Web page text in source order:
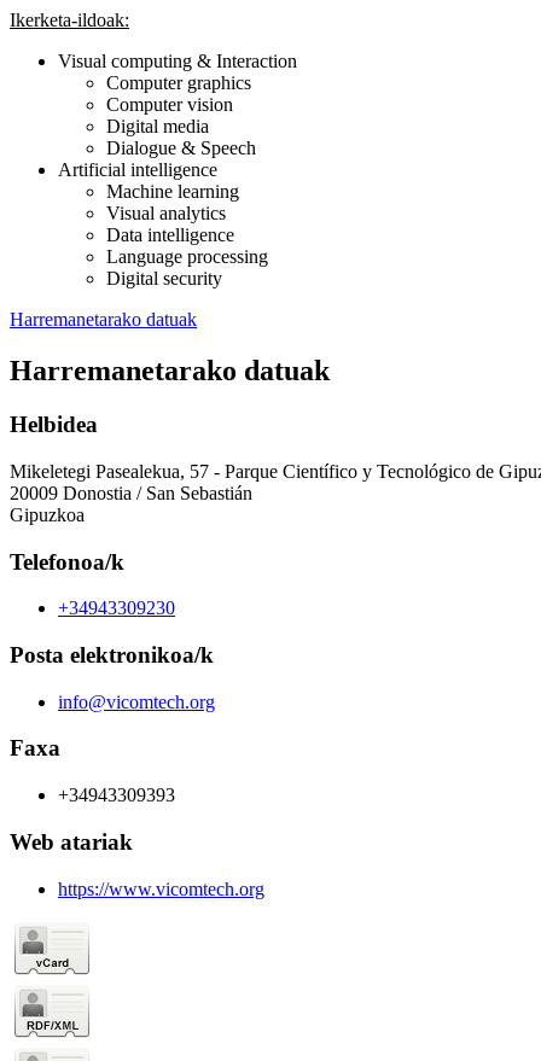
Ikerketa-ildoak:
Visual computing & Interaction
Computer graphics
Computer vision
Digital media
Dialogue & Speech
Artificial intelligence
Machine learning
Visual analytics
Data intelligence
Language processing
Digital security
Harremanetarako datuak
Harremanetarako datuak
Helbidea
Mikeletegi Pasealekua, 57 - Parque Científico y Tecnológico de
20009 Donostia / San Sebastián
Gipuzkoa
Telefonoa/k
+34943309230
Posta elektronikoa/k
info@vicomtech.org
Faxa
+34943309393
Web atariak
https://www.vicomtech.org